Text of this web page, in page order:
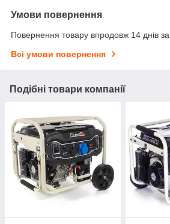
Умови повернення
Повернення товару впродовж 14 днів
Всі умови повернення
Подібні товари компанії